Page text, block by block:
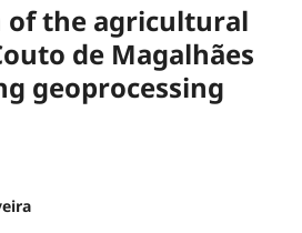
of the agricultural
de Magalhães
geoprocessing